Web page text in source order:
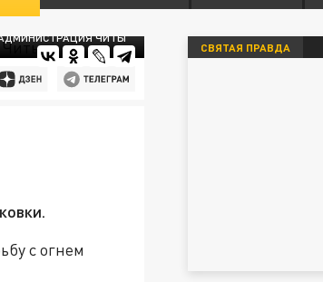
ЧИТЫ
с огнем
СВЯТАЯ ПРАВДА